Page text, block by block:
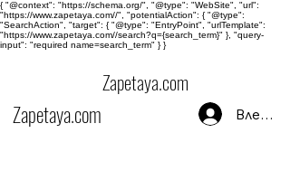
{ "@context": "https://schema.org/", "@type": "WebSite", "url":
"https://www.zapetaya.com//", "potentialAction": { "@type":
"SearchAction", "target": { "@type": "EntryPoint", "urlTemplate":
"https://www.zapetaya.com//search?q={search_term}" }, "query-
input": "required name=search_term" } }
Zapetaya.com
Zapetaya.com Влезте